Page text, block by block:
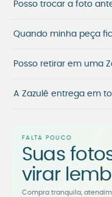
Posso trocar a foto
Quando minha peça
Posso retirar em uma
A Zazulê entrega em
FALTA POUCO
Suas
virar
Compra tranquila,